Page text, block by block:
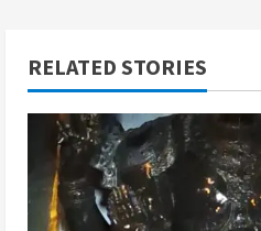
RELATED STORIES